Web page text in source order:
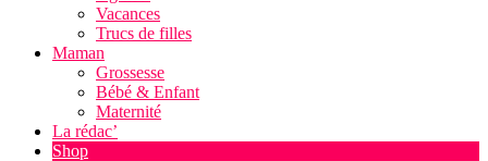
Vacances
Trucs de filles
Maman
Grossesse
Bébé & Enfant
Maternité
La rédac’
Shop